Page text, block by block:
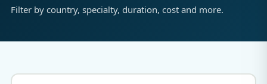
Filter by country, specialty, duration, cost and more.